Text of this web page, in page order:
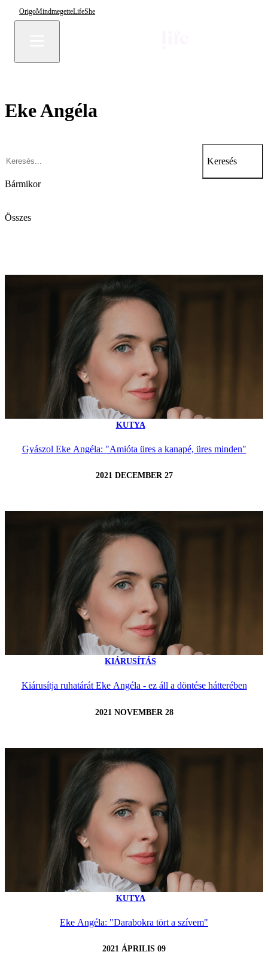
OrigoMindmegetteLifeShe
Eke Angéla
Keresés
Bármikor
Összes
KUTYA
Gyászol Eke Angéla: "Amióta üres a kanapé, üres minden"
2021 DECEMBER 27
KIÁRUSÍTÁS
Kiárusítja ruhatárát Eke Angéla - ez áll a döntése hátterében
2021 NOVEMBER 28
KUTYA
Eke Angéla: "Darabokra tört a szívem"
2021 ÁPRILIS 09